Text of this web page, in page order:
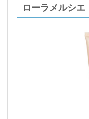
ローラメルシ